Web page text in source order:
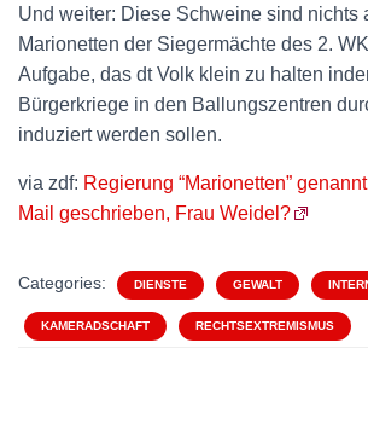
Und weiter: Diese Schweine sind nichts
Marionetten der Siegermächte des 2.
Aufgabe, das dt Volk klein zu halten
Bürgerkriege in den Ballungszentren
induziert werden sollen.
via zdf: Regierung “Marionetten”
Mail geschrieben, Frau Weidel?
Categories: DIENSTE GEWALT
KAMERADSCHAFT RECHTSEXTREMISMUS